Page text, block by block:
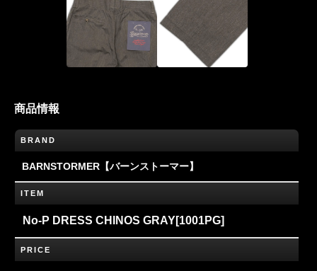
商品情報
BRAND
BARNSTORMER【バーンストーマー】
ITEM
No-P DRESS CHINOS GRAY[1001PG]
PRICE